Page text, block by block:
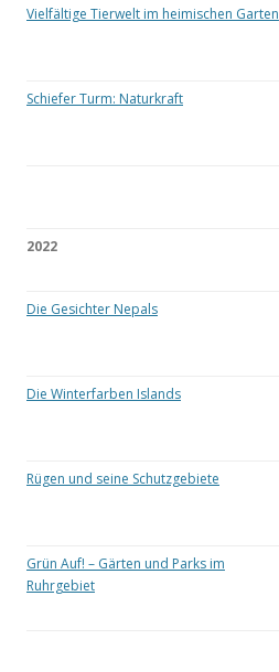
Vielfältige Tierwelt im heimischen Garten
Schiefer Turm: Naturkraft
2022
Die Gesichter Nepals
Die Winterfarben Islands
Rügen und seine Schutzgebiete
Grün Auf! – Gärten und Parks im
Ruhrgebiet